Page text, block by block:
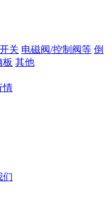
关 电磁阀/控制阀等 倒
板 其他
情
们